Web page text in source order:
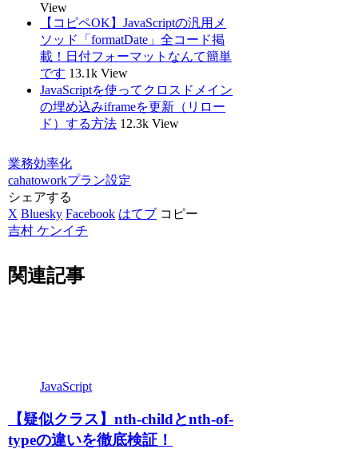
View
【コピペOK】JavaScriptの汎用メ
ソッド「formatDate」全コード掲
載！日付フォーマットなんて簡単
です 13.1k View
JavaScriptを使ってクロスドメイン
の埋め込みiframeを更新（リロー
ド）する方法 12.3k View
業務効率化
cahatoworkプラン設定
シェアする
X Bluesky Facebook はてブ コピー
吉村 ケンイチ
関連記事
JavaScript
【疑似クラス】nth-childとnth-of-
typeの違いを徹底検証！